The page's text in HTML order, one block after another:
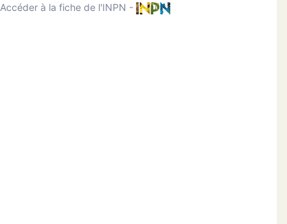
Accéder à la fiche de l'INPN -